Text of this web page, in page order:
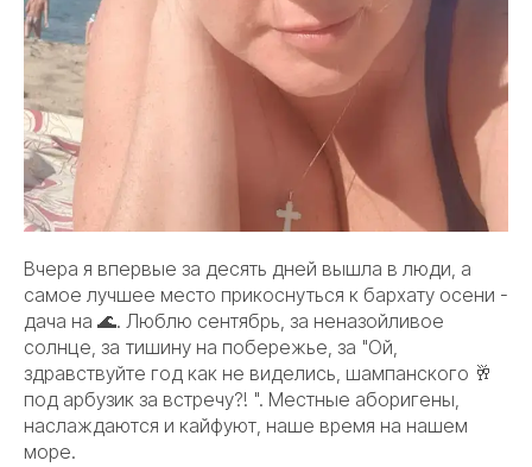
Вчера я впервые за десять дней вышла в люди, а
самое лучшее место прикоснуться к бархату осени -
дача на 🌊. Люблю сентябрь, за неназойливое
солнце, за тишину на побережье, за "Ой,
здравствуйте год как не виделись, шампанского 🥂
под арбузик за встречу?! ". Местные аборигены,
наслаждаются и кайфуют, наше время на нашем
море.